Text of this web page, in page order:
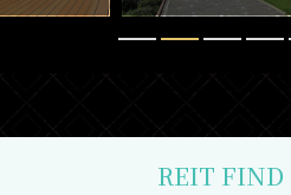
REIT FIND